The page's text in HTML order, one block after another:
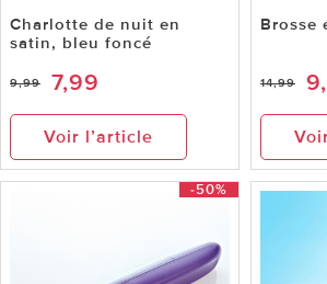
Charlotte de nuit en
satin, bleu foncé
9,99 7,99
Voir l’article
Brosse
14,99
-50%